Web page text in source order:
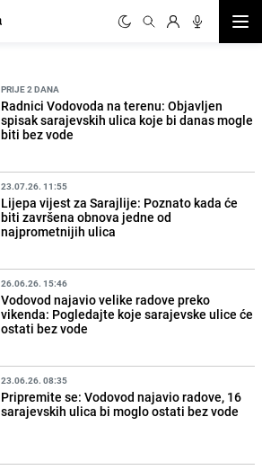
PRIJE 2 DANA
Radnici Vodovoda na terenu: Objavljen
spisak sarajevskih ulica koje bi danas mogle
biti bez vode
23.07.26. 11:55
Lijepa vijest za Sarajlije: Poznato kada će
biti završena obnova jedne od
najprometnijih ulica
26.06.26. 15:46
Vodovod najavio velike radove preko
vikenda: Pogledajte koje sarajevske ulice će
ostati bez vode
23.06.26. 08:35
Pripremite se: Vodovod najavio radove, 16
sarajevskih ulica bi moglo ostati bez vode